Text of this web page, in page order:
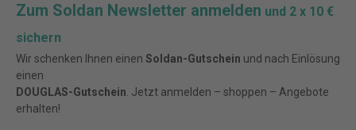
Zum Soldan Newsletter anmelden und 2 x 10 €
sichern
Wir schenken Ihnen einen Soldan-Gutschein und nach Einlösung
einen
DOUGLAS-Gutschein . Jetzt anmelden – shoppen – Angebote
erhalten!